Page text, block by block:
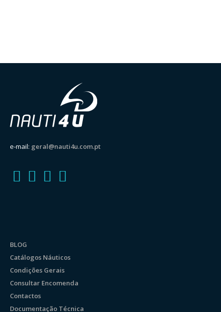
e-mail: geral@nauti4u.com.pt
BLOG
Catálogos Náuticos
Condições Gerais
Consultar Encomenda
Contactos
Documentação Técnica